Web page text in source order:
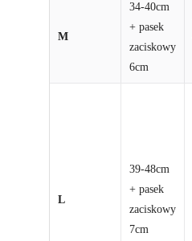
M
34-40cm
+ pasek
zaciskowy
6cm
L
39-48cm
+ pasek
zaciskowy
7cm